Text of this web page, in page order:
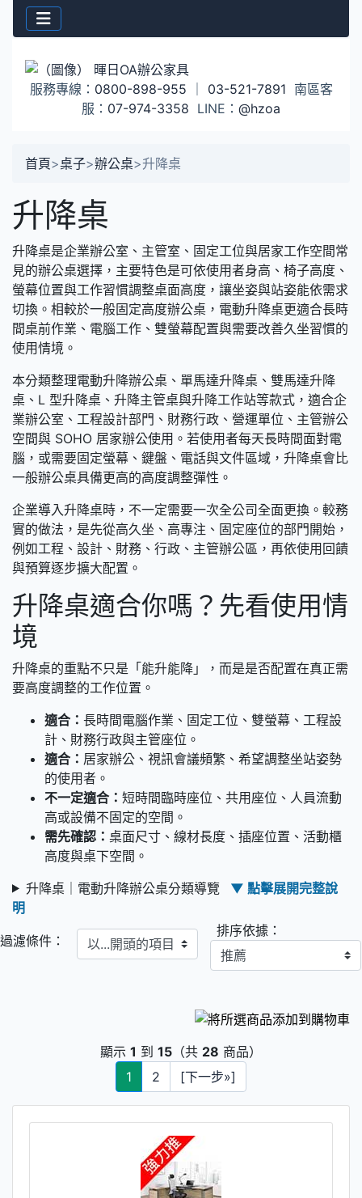
服務專線： 0800-898-955 03-521-7891 南區客
服： 07-974-3358 LINE： @hzoa
首頁>桌子>辦公桌>升降桌
升降桌
升降桌是企業辦公室、主管室、固定工位與居家工作空間常
見的辦公桌選擇，主要特色是可依使用者身高、椅子高度、
螢幕位置與工作習慣調整桌面高度，讓坐姿與站姿能依需求
切換。相較於一般固定高度辦公桌，電動升降桌更適合長時
間桌前作業、電腦工作、雙螢幕配置與需要改善久坐習慣的
使用情境。
本分類整理電動升降辦公桌、單馬達升降桌、雙馬達升降
桌、L 型升降桌、升降主管桌與升降工作站等款式，適合企
業辦公室、工程設計部門、財務行政、營運單位、主管辦公
空間與 SOHO 居家辦公使用。若使用者每天長時間面對電
腦，或需要固定螢幕、鍵盤、電話與文件區域，升降桌會比
一般辦公桌具備更高的高度調整彈性。
企業導入升降桌時，不一定需要一次全公司全面更換。較務
實的做法，是先從高久坐、高專注、固定座位的部門開始，
例如工程、設計、財務、行政、主管辦公區，再依使用回饋
與預算逐步擴大配置。
升降桌適合你嗎？先看使用情
境
升降桌的重點不只是「能升能降」，而是是否配置在真正需
要高度調整的工作位置。
適合： 長時間電腦作業、固定工位、雙螢幕、工程設
計、財務行政與主管座位。
適合： 居家辦公、視訊會議頻繁、希望調整坐站姿勢
的使用者。
不一定適合： 短時間臨時座位、共用座位、人員流動
高或設備不固定的空間。
需先確認： 桌面尺寸、線材長度、插座位置、活動櫃
高度與桌下空間。
升降桌｜電動升降辦公桌分類導覽
▼ 點擊展開完整說
明
過濾條件： 以...開頭的項目 排序依據：
顯示 1 到 15 （共 28 商品）
1
2 [下一步»]